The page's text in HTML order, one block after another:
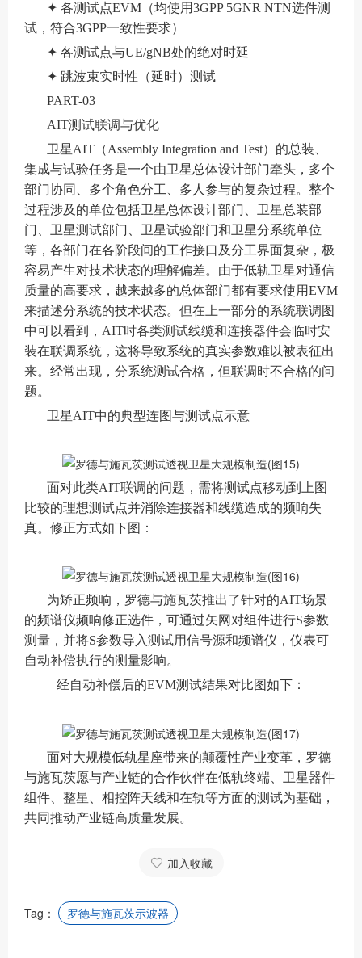
✦ 各测试点EVM（均使用3GPP 5GNR NTN选件测
试，符合3GPP一致性要求）
✦ 各测试点与UE/gNB处的绝对时延
✦ 跳波束实时性（延时）测试
PART-03
AIT测试联调与优化
卫星AIT（Assembly Integration and Test）的总装、
集成与试验任务是一个由卫星总体设计部门牵头，多个
部门协同、多个角色分工、多人参与的复杂过程。整个
过程涉及的单位包括卫星总体设计部门、卫星总装部
门、卫星测试部门、卫星试验部门和卫星分系统单位
等，各部门在各阶段间的工作接口及分工界面复杂，极
容易产生对技术状态的理解偏差。由于低轨卫星对通信
质量的高要求，越来越多的总体部门都有要求使用EVM
来描述分系统的技术状态。但在上一部分的系统联调图
中可以看到，AIT时各类测试线缆和连接器件会临时安
装在联调系统，这将导致系统的真实参数难以被表征出
来。经常出现，分系统测试合格，但联调时不合格的问
题。
卫星AIT中的典型连图与测试点示意
面对此类AIT联调的问题，需将测试点移动到上图
比较的理想测试点并消除连接器和线缆造成的频响失
真。修正方式如下图：
为矫正频响，罗德与施瓦茨推出了针对的AIT场景
的频谱仪频响修正选件，可通过矢网对组件进行S参数
测量，并将S参数导入测试用信号源和频谱仪，仪表可
自动补偿执行的测量影响。
经自动补偿后的EVM测试结果对比图如下：
面对大规模低轨星座带来的颠覆性产业变革，罗德
与施瓦茨愿与产业链的合作伙伴在低轨终端、卫星器件
组件、整星、相控阵天线和在轨等方面的测试为基础，
共同推动产业链高质量发展。
加入收藏
Tag： 罗德与施瓦茨示波器